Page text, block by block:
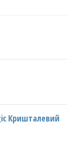
Кришталевий